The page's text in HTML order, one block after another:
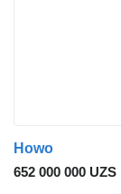
Howo
652 000 000 UZS